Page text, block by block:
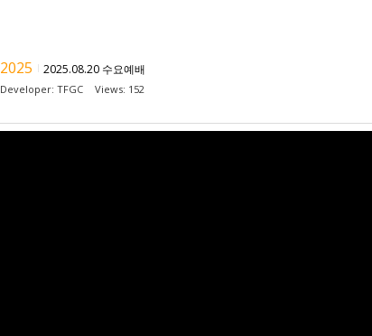
2025 2025.08.20 수요예배
Developer: TFGC Views: 152